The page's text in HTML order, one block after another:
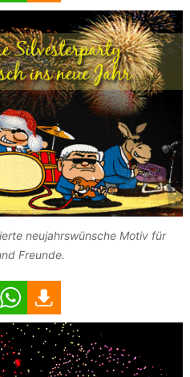
neujahrswünsche Motiv für
Freunde.